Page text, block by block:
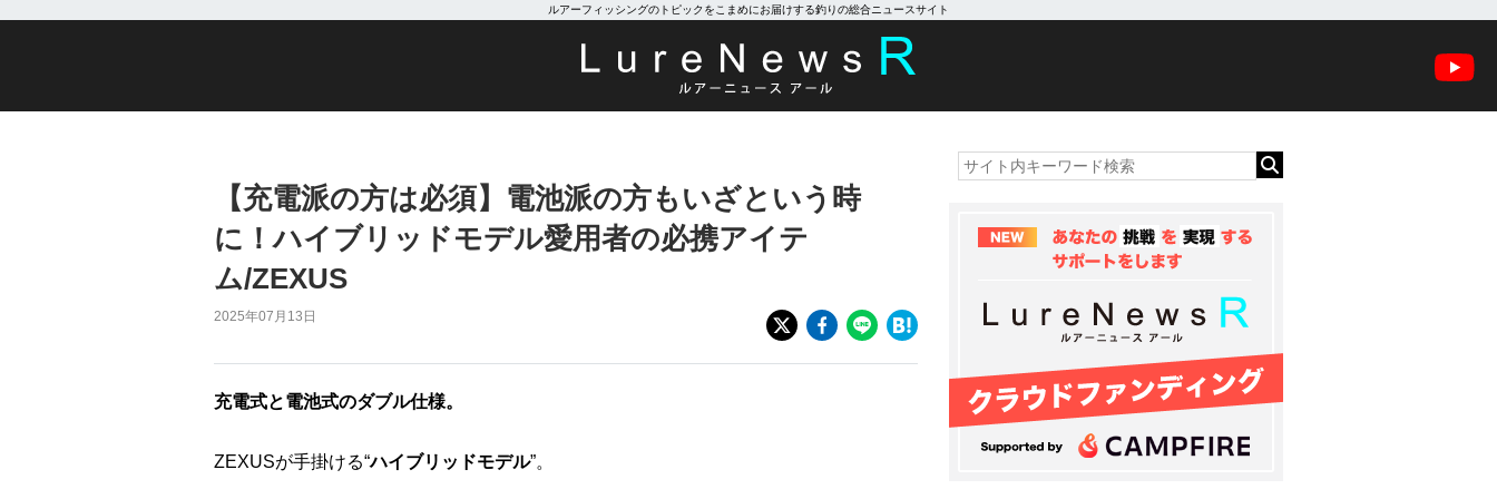
ルアーフィッシングのトピックをこまめにお届けする釣りの総合ニュースサイト
【充電派の方は必須】電池派の方もいざという時
に！ハイブリッドモデル愛用者の必携アイテ
ム/ZEXUS
2025年07月13日
充電式と電池式のダブル仕様。
ZEXUSが手掛ける“ハイブリッドモデル”。